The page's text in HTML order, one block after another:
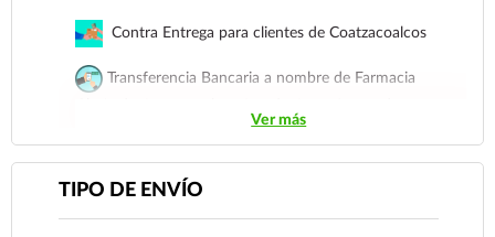
Contra Entrega para clientes de Coatzacoalcos
Transferencia Bancaria a nombre de Farmacia
cuenta: Clave: 014854655008143954
Para esta forma de pago el cliente deberá enviar su
comprobante de pago a al siguiente correo
Ver más
TIPO DE ENVÍO